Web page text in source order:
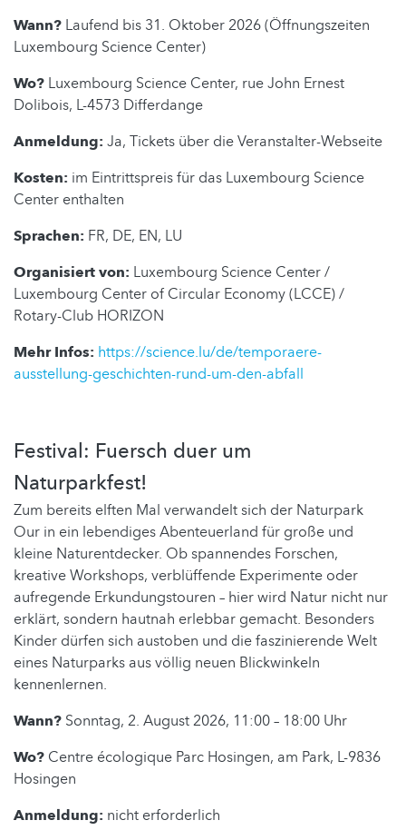
Wann? Laufend bis 31. Oktober 2026 (Öffnungszeiten
Luxembourg Science Center)
Wo? Luxembourg Science Center, rue John Ernest
Dolibois, L-4573 Differdange
Anmeldung: Ja, Tickets über die Veranstalter-Webseite
Kosten: im Eintrittspreis für das Luxembourg Science
Center enthalten
Sprachen: FR, DE, EN, LU
Organisiert von: Luxembourg Science Center /
Luxembourg Center of Circular Economy (LCCE) /
Rotary-Club HORIZON
Mehr Infos: https://science.lu/de/temporaere-
ausstellung-geschichten-rund-um-den-abfall
Festival: Fuersch duer um
Naturparkfest!
Zum bereits elften Mal verwandelt sich der Naturpark
Our in ein lebendiges Abenteuerland für große und
kleine Naturentdecker. Ob spannendes Forschen,
kreative Workshops, verblüffende Experimente oder
aufregende Erkundungstouren – hier wird Natur nicht nur
erklärt, sondern hautnah erlebbar gemacht. Besonders
Kinder dürfen sich austoben und die faszinierende Welt
eines Naturparks aus völlig neuen Blickwinkeln
kennenlernen.
Wann? Sonntag, 2. August 2026, 11:00 – 18:00 Uhr
Wo? Centre écologique Parc Hosingen, am Park, L-9836
Hosingen
Anmeldung: nicht erforderlich